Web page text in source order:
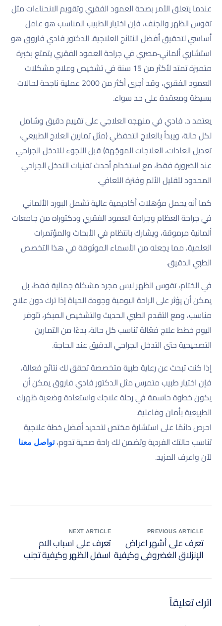
عندما يتعلق الأمر بصحة العمود الفقري وتقويم الانحناءات مثل
تقوس الظهر والجنف، فإن اختيار الطبيب المناسب هو عامل
أساسي لتحقيق أفضل النتائج العلاجية. الدكتور فادي فاروق هو
استشاري ألماني‑مصري في جراحة العمود الفقري يتمتع بخبرة
متميزة تمتد لأكثر من 15 سنة في تشخيص وعلاج مشكلات
العمود الفقري، وقد أجرى أكثر من 2000 عملية ناجحة لحالات
بسيطة ومعقدة على حد سواء.
يعتمد د. فادي في منهجه العلاجي على تقييم دقيق وشامل
لكل حالة، ويبدأ بالعلاج التحفظي (مثل تمارين العلاج الطبيعي،
تعديل العادات، العلاجات الموجّهة) قبل اللجوء للتدخل الجراحي
عند الضرورة فقط، مع استخدام أحدث تقنيات التدخل الجراحي
المحدود لتقليل الألم وفترة التعافي.
كما أنه يحمل مؤهلات أكاديمية عالية تشمل البورد الألماني
في جراحة العظام وجراحة العمود الفقري ودكتوراه من جامعات
ألمانية مرموقة، ويشارك بانتظام في الأبحاث والمؤتمرات
العلمية، مما يجعله من الأسماء الموثوقة في هذا التخصص
الطبي الدقيق.
في الختام، تقوس الظهر ليس مجرد مشكلة جمالية فقط، بل
يمكن أن يؤثر على الراحة اليومية وجودة الحياة إذا ترك دون علاج
مناسب، ومع التقدم الطبي الحديث والتشخيص المبكر، تتوفر
اليوم خطط علاج فعّالة تناسب كل حالة، بدءًا من التمارين
التصحيحية حتى التدخل الجراحي الدقيق عند الحاجة.
إذا كنت تبحث عن رعاية طبية متخصصة تحقق لك نتائج فعالة،
فإن اختيار طبيب متمرس مثل الدكتور فادي فاروق يمكن أن
يكون خطوة حاسمة في رحلة علاجك واستعادة وضعية ظهرك
الطبيعية بأمان وفاعلية.
احرص دائمًا على استشارة مختص لتحديد أفضل خطة علاجية
تناسب حالتك الفردية وتضمن لك راحة صحية تدوم،تواصل معنا
لآن واعرف المزيد.
PREVIOUS ARTICLE
تعرف على أشهر اعراض
الإنزلاق الغضروفي وكيفية
NEXT ARTICLE
تعرف على اسباب الام
اسفل الظهر وكيفية تجنب
اترك تعليقاً